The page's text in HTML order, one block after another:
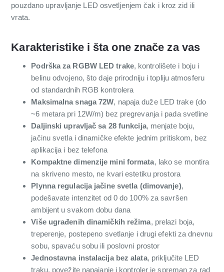
pouzdano upravljanje LED osvetljenjem čak i kroz zid ili
vrata.
Karakteristike i šta one znače za vas
Podrška za RGBW LED trake, kontrolišete i boju i
belinu odvojeno, što daje prirodniju i topliju atmosferu
od standardnih RGB kontrolera
Maksimalna snaga 72W, napaja duže LED trake (do
~6 metara pri 12W/m) bez pregrevanja i pada svetline
Daljinski upravljač sa 28 funkcija, menjate boju,
jačinu svetla i dinamičke efekte jednim pritiskom, bez
aplikacija i bez telefona
Kompaktne dimenzije mini formata, lako se montira
na skriveno mesto, ne kvari estetiku prostora
Plynna regulacija jačine svetla (dimovanje),
podešavate intenzitet od 0 do 100% za savršen
ambijent u svakom dobu dana
Više ugrađenih dinamičkih režima, prelazi boja,
treperenje, postepeno svetlanje i drugi efekti za dnevnu
sobu, spavaću sobu ili poslovni prostor
Jednostavna instalacija bez alata, priključite LED
traku, povežite napajanje i kontroler je spreman za rad